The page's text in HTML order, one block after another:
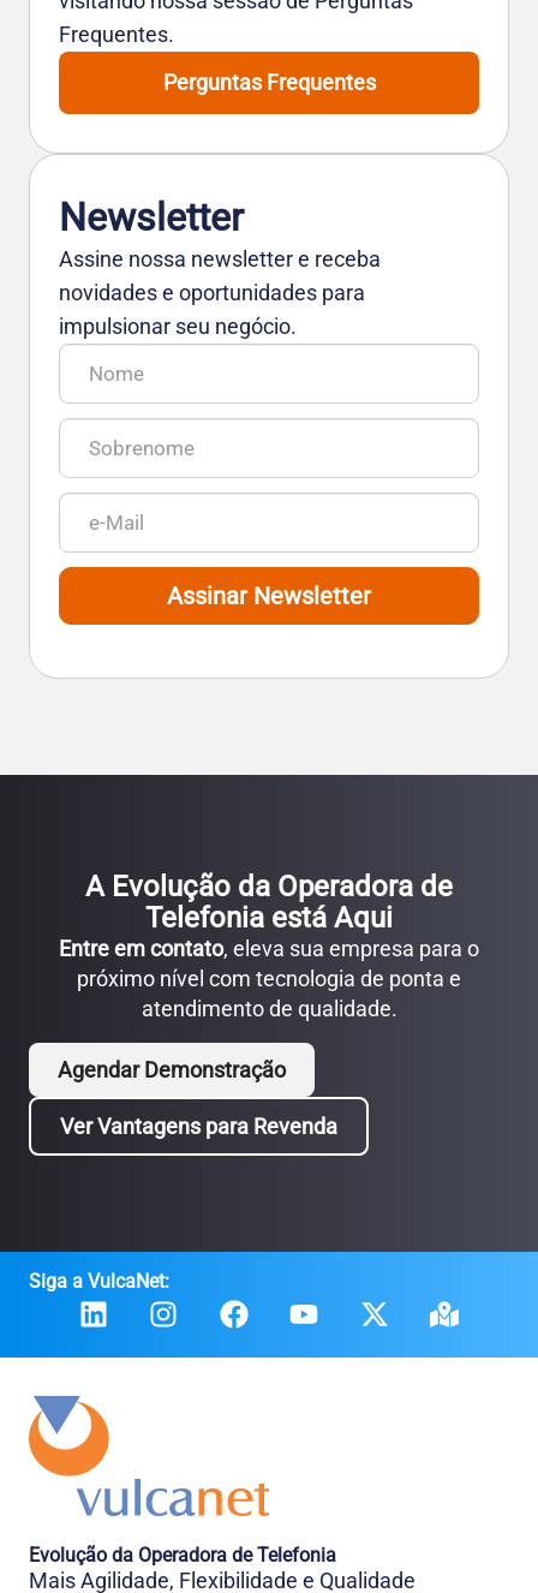
Frequentes.
Perguntas Frequentes
Newsletter
Assine nossa newsletter e receba
novidades e oportunidades para
impulsionar seu negócio.
Assinar Newsletter
A Evolução da Operadora de
Telefonia está Aqui
Entre em contato, eleva sua empresa para o
próximo nível com tecnologia de ponta e
atendimento de qualidade.
Agendar Demonstração
Ver Vantagens para Revenda
Siga a VulcaNet:
Evolução da Operadora de Telefonia
Mais Agilidade, Flexibilidade e Qualidade